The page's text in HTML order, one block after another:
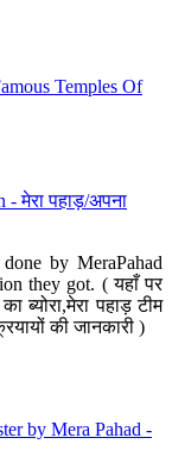
Temples Of
मेरा पहाड़/अपना
by MeraPahad
they got. ( यहाँ पर
ब्योरा,मेरा पहाड़ टीम
की जानकारी )
by Mera Pahad -